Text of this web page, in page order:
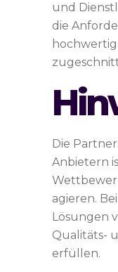
und
die
Die
Anbietern
agieren.
Lösungen
Qualitäts-
erfüllen.